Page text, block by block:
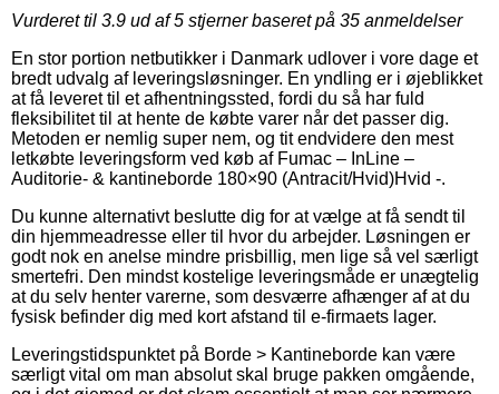
Vurderet til 3.9 ud af 5 stjerner baseret på 35 anmeldelser
En stor portion netbutikker i Danmark udlover i vore dage et
bredt udvalg af leveringsløsninger. En yndling er i øjeblikket
at få leveret til et afhentningssted, fordi du så har fuld
fleksibilitet til at hente de købte varer når det passer dig.
Metoden er nemlig super nem, og tit endvidere den mest
letkøbte leveringsform ved køb af Fumac – InLine –
Auditorie- & kantineborde 180×90 (Antracit/Hvid)Hvid -.
Du kunne alternativt beslutte dig for at vælge at få sendt til
din hjemmeadresse eller til hvor du arbejder. Løsningen er
godt nok en anelse mindre prisbillig, men lige så vel særligt
smertefri. Den mindst kostelige leveringsmåde er unægtelig
at du selv henter varerne, som desværre afhænger af at du
fysisk befinder dig med kort afstand til e-firmaets lager.
Leveringstidspunktet på Borde > Kantineborde kan være
særligt vital om man absolut skal bruge pakken omgående,